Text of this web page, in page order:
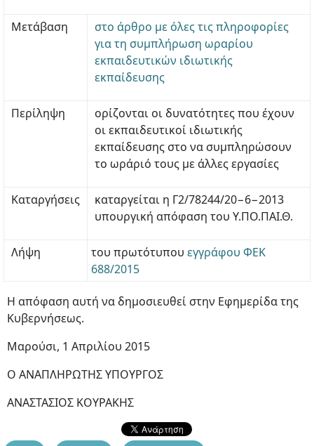
Μετάβαση
στο άρθρο με όλες τις πληροφορίες
για τη συμπλήρωση ωραρίου
εκπαιδευτικών ιδιωτικής
εκπαίδευσης
Περίληψη
ορίζονται οι δυνατότητες που έχουν
οι εκπαιδευτικοί ιδιωτικής
εκπαίδευσης στο να συμπληρώσουν
το ωράριό τους με άλλες εργασίες
Καταργήσεις
καταργείται η Γ2/78244/20−6−2013
υπουργική απόφαση του Υ.ΠΟ.ΠΑΙ.Θ.
Λήψη του πρωτότυπου εγγράφου ΦΕΚ
688/2015
Η απόφαση αυτή να δημοσιευθεί στην Εφημερίδα της
Κυβερνήσεως.
Μαρούσι, 1 Απριλίου 2015
Ο ΑΝΑΠΛΗΡΩΤΗΣ ΥΠΟΥΡΓΟΣ
ΑΝΑΣΤΑΣΙΟΣ ΚΟΥΡΑΚΗΣ